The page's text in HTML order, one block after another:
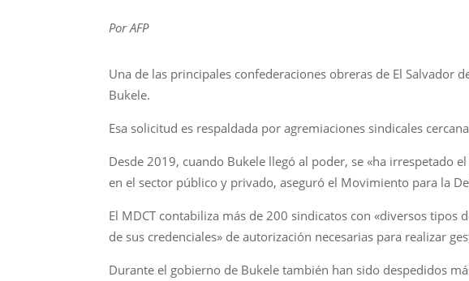
Por AFP
Una de las principales confederaciones obreras de El Salvador
Bukele.
Esa solicitud es respaldada por agremiaciones sindicales
Desde 2019, cuando Bukele llegó al poder, se «ha irrespetado
en el sector público y privado, aseguró el Movimiento para la
El MDCT contabiliza más de 200 sindicatos con «diversos
de sus credenciales» de autorización necesarias para realizar
Durante el gobierno de Bukele también han sido despedidos